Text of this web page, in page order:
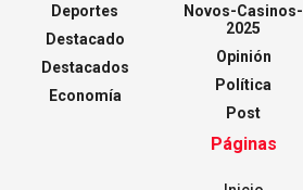
Deportes
Destacado
Destacados
Economía
Novos-Casinos-
2025
Opinión
Política
Post
Páginas